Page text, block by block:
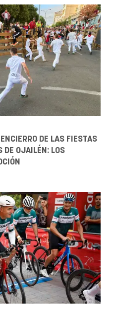
DE LAS FIESTAS
DE OJAILÉN: LOS